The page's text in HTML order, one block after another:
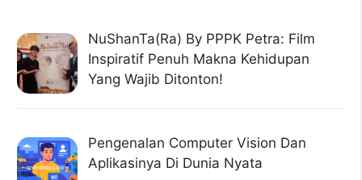
NuShanTa(Ra) By PPPK Petra: Film
Inspiratif Penuh Makna Kehidupan
Yang Wajib Ditonton!
Pengenalan Computer Vision Dan
Aplikasinya Di Dunia Nyata